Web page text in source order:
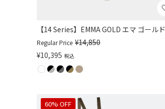
【14 Series】EMMA GOLD エマ ゴールド
Regular Price ¥14,850
¥10,395 税込
60% OFF